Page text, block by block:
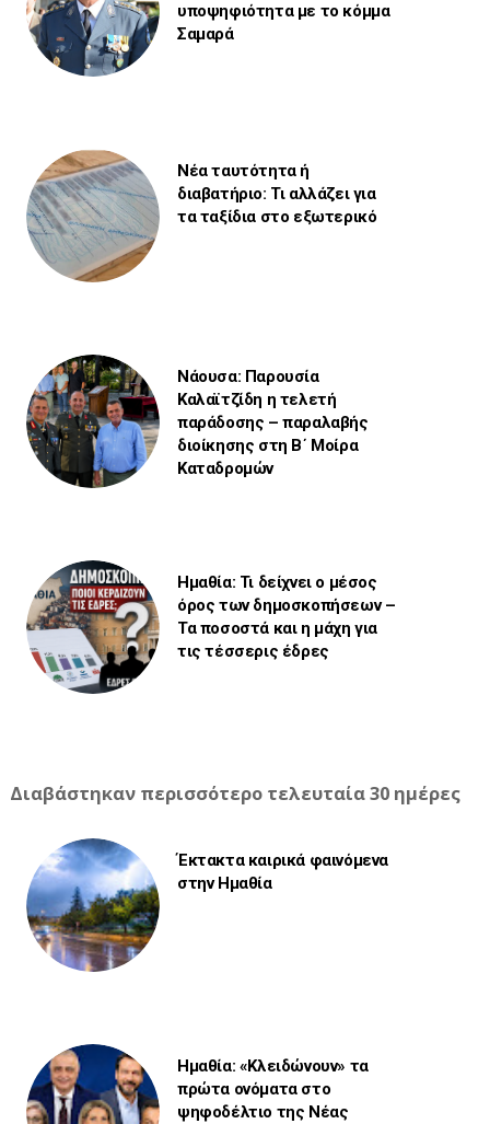
υποψηφιότητα με το κόμμα
Σαμαρά
Νέα ταυτότητα ή
διαβατήριο: Τι αλλάζει για
τα ταξίδια στο εξωτερικό
Νάουσα: Παρουσία
Καλαϊτζίδη η τελετή
παράδοσης – παραλαβής
διοίκησης στη Β΄ Μοίρα
Καταδρομών
Ημαθία: Τι δείχνει ο μέσος
όρος των δημοσκοπήσεων –
Τα ποσοστά και η μάχη για
τις τέσσερις έδρες
Διαβάστηκαν περισσότερο τελευταία 30 ημέρες
Έκτακτα καιρικά φαινόμενα
στην Ημαθία
Ημαθία: «Κλειδώνουν» τα
πρώτα ονόματα στο
ψηφοδέλτιο της Νέας